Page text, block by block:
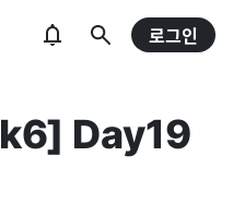
로그인
Day19